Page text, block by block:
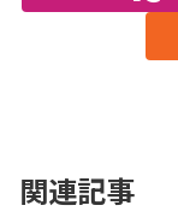
関連記事